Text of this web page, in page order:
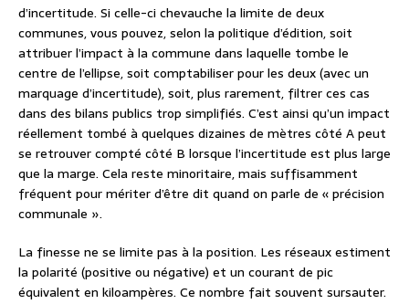
d’incertitude. Si celle-ci chevauche la limite de deux
communes, vous pouvez, selon la politique d’édition, soit
attribuer l’impact à la commune dans laquelle tombe le
centre de l’ellipse, soit comptabiliser pour les deux (avec un
marquage d’incertitude), soit, plus rarement, filtrer ces cas
dans des bilans publics trop simplifiés. C’est ainsi qu’un impact
réellement tombé à quelques dizaines de mètres côté A peut
se retrouver compté côté B lorsque l’incertitude est plus large
que la marge. Cela reste minoritaire, mais suffisamment
fréquent pour mériter d’être dit quand on parle de « précision
communale ».
La finesse ne se limite pas à la position. Les réseaux estiment
la polarité (positive ou négative) et un courant de pic
équivalent en kiloampères. Ce nombre fait souvent sursauter.